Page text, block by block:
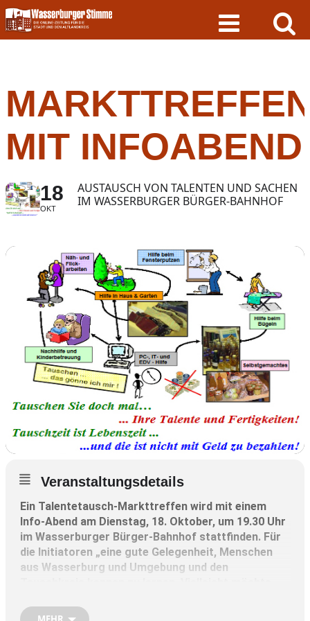
Skip
to
content
MIT INFOABEND
18
OKT
AUSTAUSCH VON TALENTEN UND SACHEN
IM WASSERBURGER BÜRGER-BAHNHOF
Veranstaltungsdetails
Ein Talentetausch-Markttreffen wird mit einem
Info-Abend am Dienstag, 18. Oktober, um 19.30 Uhr
im Wasserburger Bürger-Bahnhof stattfinden. Für
die Initiatoren „eine gute Gelegenheit, Menschen
aus Wasserburg und Umgebung und den
werden“.